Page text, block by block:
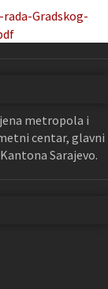
Gradskog-
metropola i
centar, glavni
Sarajevo.